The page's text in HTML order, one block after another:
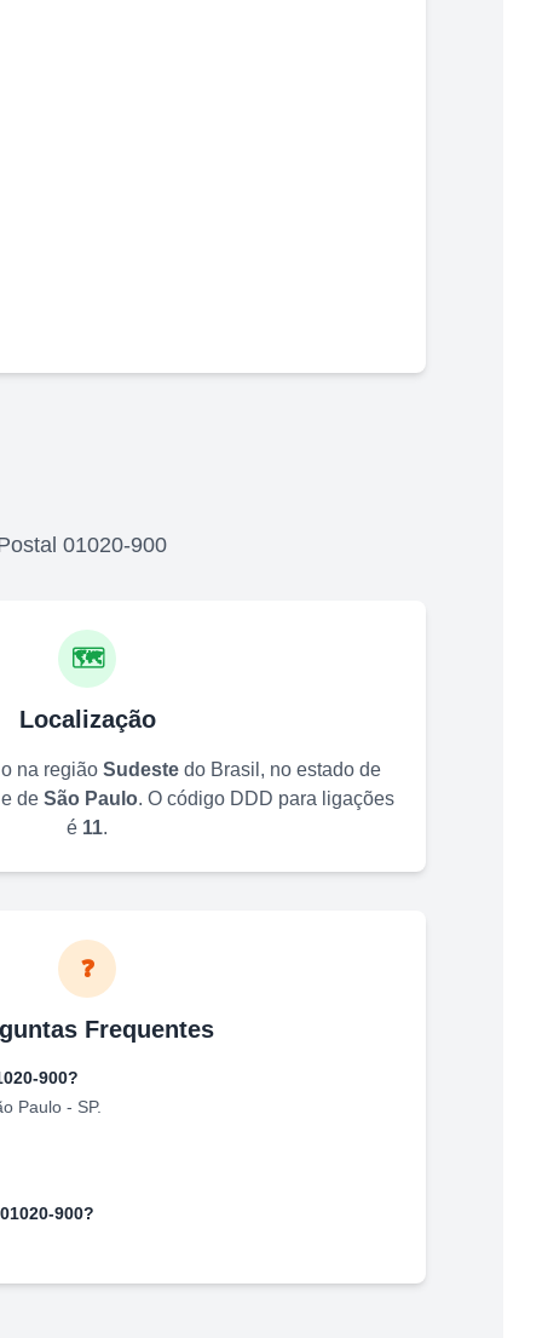
01020-900
🗺️
Localização
na região Sudeste do Brasil, no estado de
de São Paulo. O código DDD para ligações
é 11.
❓
Frequentes
900?
Paulo - SP.
01020-900?